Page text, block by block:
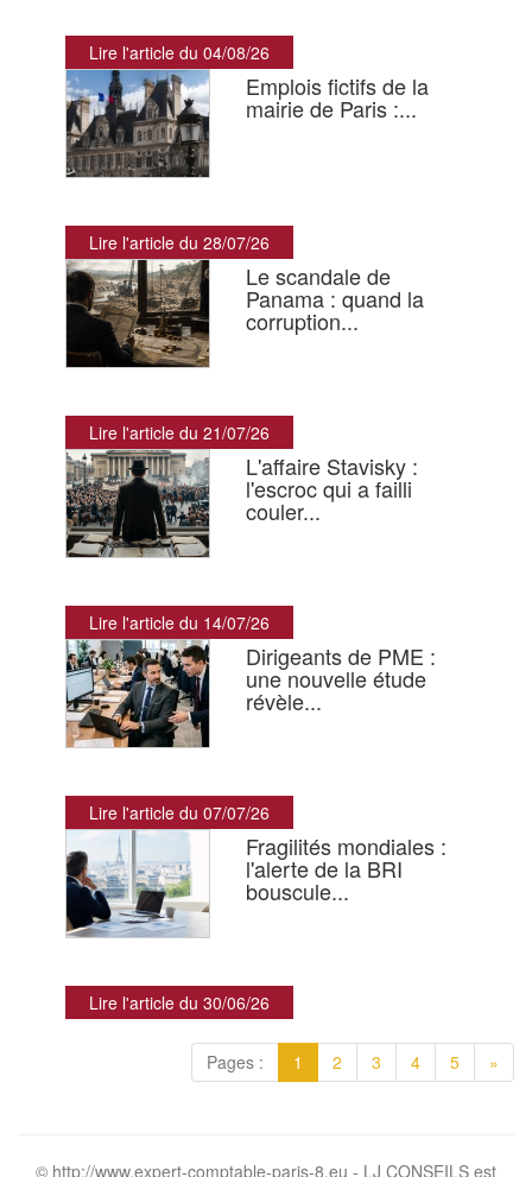
Lire l'article du 04/08/26
Emplois fictifs de la
mairie de Paris :...
Lire l'article du 28/07/26
Le scandale de
Panama : quand la
corruption...
Lire l'article du 21/07/26
L'affaire Stavisky :
l'escroc qui a failli
couler...
Lire l'article du 14/07/26
Dirigeants de PME :
une nouvelle étude
révèle...
Lire l'article du 07/07/26
Fragilités mondiales :
l'alerte de la BRI
bouscule...
Lire l'article du 30/06/26
Pages : 1 2 3 4 5 »
© http://www.expert-comptable-paris-8.eu - LJ CONSEILS est